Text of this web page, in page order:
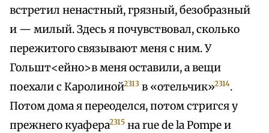
встретил ненастный, грязный, безобразный
и — милый. Здесь я почувствовал, сколько
пережитого связывают меня с ним. У
Гольшт<ейно>в меня оставили, а вещи
поехали с Каролиной2313 в «отельчик»2314.
Потом дома я переоделся, потом стригся у
прежнего куафера2315 на rue de la Pompe и